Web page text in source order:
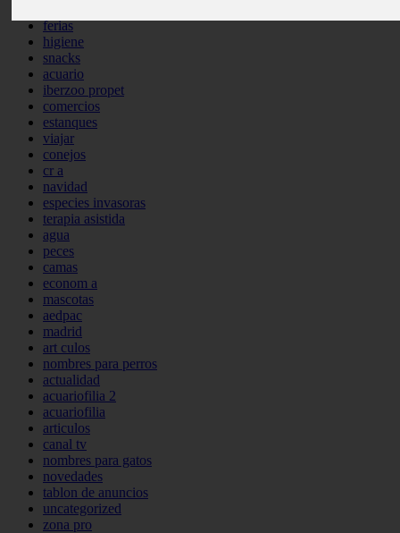
ferias
higiene
snacks
acuario
iberzoo propet
comercios
estanques
viajar
conejos
cr a
navidad
especies invasoras
terapia asistida
agua
peces
camas
econom a
mascotas
aedpac
madrid
art culos
nombres para perros
actualidad
acuariofilia 2
acuariofilia
articulos
canal tv
nombres para gatos
novedades
tablon de anuncios
uncategorized
zona pro